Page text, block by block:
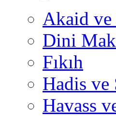
Akaid
Dini
Fıkıh
Hadis ve
Havass